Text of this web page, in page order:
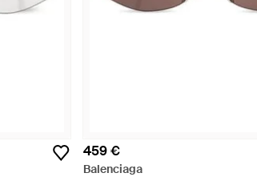
459 €
Balenciaga